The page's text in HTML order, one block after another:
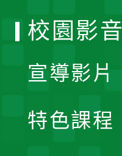
校園影音
宣導影片
特色課程